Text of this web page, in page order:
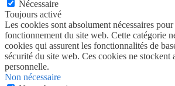
Nécessaire
Toujours activé
Les cookies sont absolument nécessaires
fonctionnement du site web. Cette catégorie
cookies qui assurent les fonctionnalités de
sécurité du site web. Ces cookies ne stockent
personnelle.
Non nécessaire